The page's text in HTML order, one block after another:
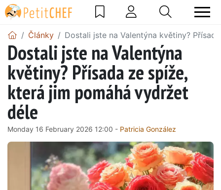
Články Dostali jste na Valentýna květiny?
Dostali jste na Valentýna
květiny? Přísada ze spíže,
která jim pomáhá vydržet
déle
Monday 16 February 2026 12:00 - Patricia González